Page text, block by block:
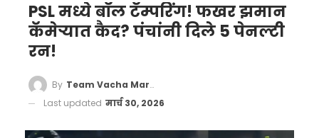
PSL मध्ये बॉल टॅम्परिंग! फखर झमान
कॅमेऱ्यात कैद? पंचांनी दिले 5 पेनल्टी
रन!
By Team Vacha Marathi
Last updated मार्च 30, 2026